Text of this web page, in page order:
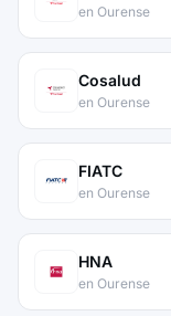
en Ourense
Cosalud
en Ourense
FIATC
en Ourense
HNA
en Ourense